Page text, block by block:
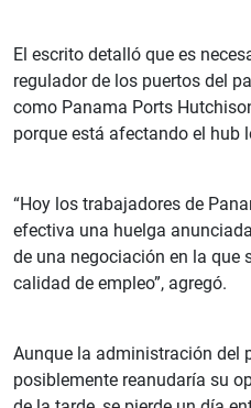
El escrito detalló que es
regulador de los puertos del
como Panama Ports
porque está afectando el hub
“Hoy los trabajadores de
efectiva una huelga
de una negociación en la que
calidad de empleo”, agregó.
Aunque la administración del
posiblemente reanudaría su